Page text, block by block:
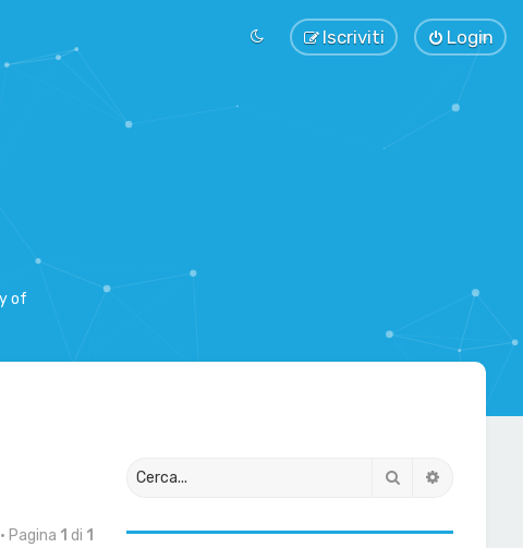
Login
Iscriviti
of
Pagina 1 di 1
Cerca